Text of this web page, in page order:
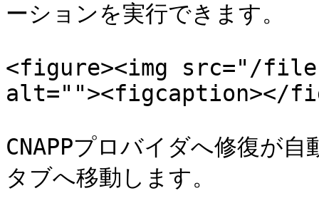
ーションを実行できます。
<figure><img src="/files/
alt=""><figcaption></
CNAPPプロバイダへ修復
タブへ移動します。